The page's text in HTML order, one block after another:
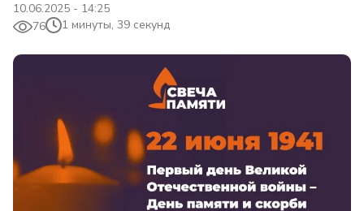
10.06.2025 - 14:25
76
1 минуты, 39 секунд